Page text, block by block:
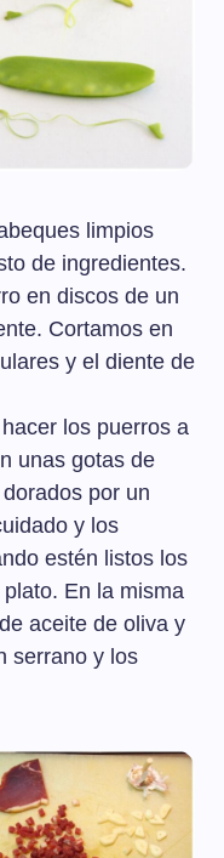
limpios
de ingredientes.
en discos de un
Cortamos en
y el diente de
los puerros a
unas gotas de
por un
y los
estén listos los
En la misma
aceite de oliva y
serrano y los